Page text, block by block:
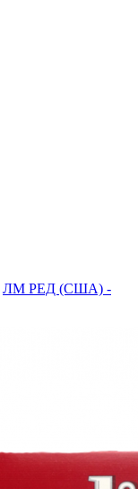
ЛМ РЕД (США) -